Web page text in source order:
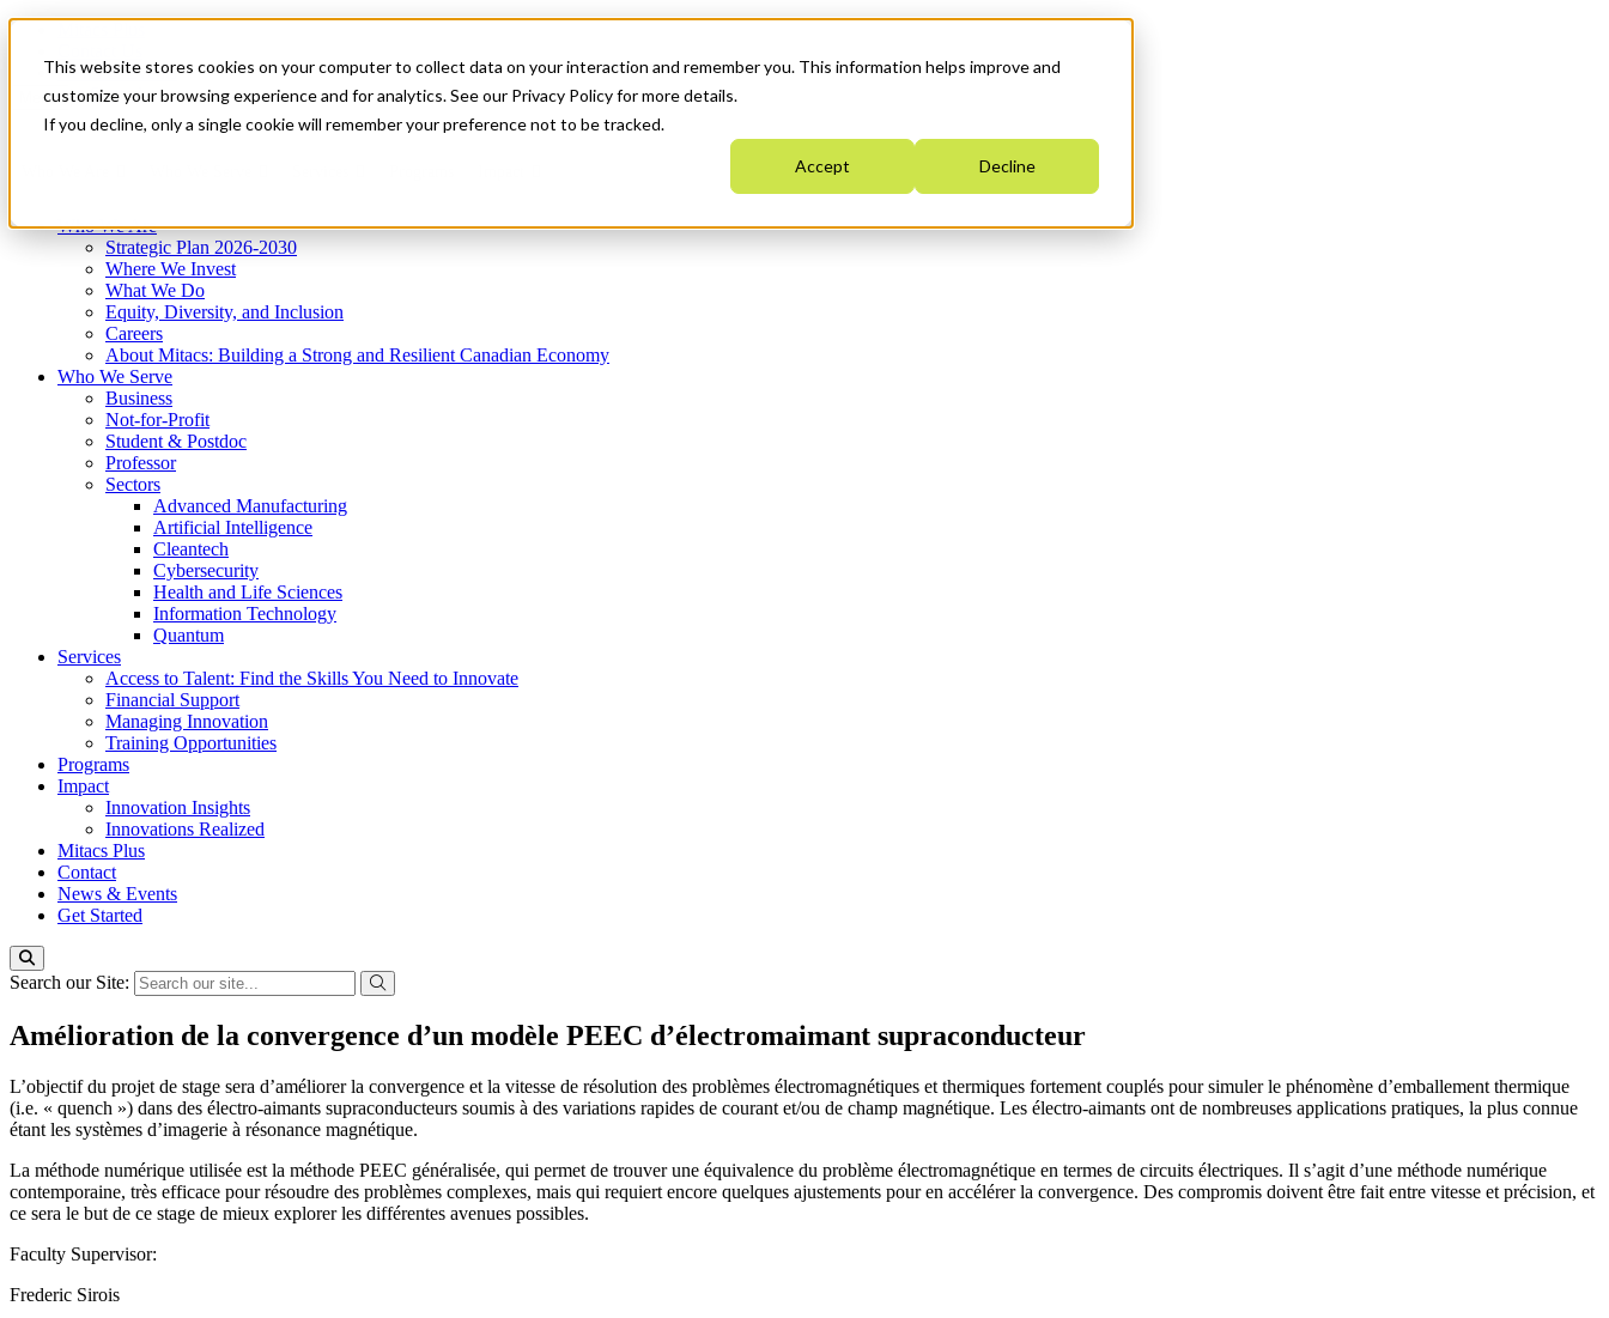
This website stores cookies on your computer to collect data on your interaction and remember you. This information helps improve and
customize your browsing experience and for analytics. See our Privacy Policy for more details.
If you decline, only a single cookie will remember your preference not to be tracked.
Accept Decline
News & Events
Get Started
Menu
Who We Are
Strategic Plan 2026-2030
Where We Invest
What We Do
Equity, Diversity, and Inclusion
Careers
About Mitacs: Building a Strong and Resilient Canadian Economy
Who We Serve
Business
Not-for-Profit
Student & Postdoc
Professor
Sectors
Advanced Manufacturing
Artificial Intelligence
Cleantech
Cybersecurity
Health and Life Sciences
Information Technology
Quantum
Services
Access to Talent: Find the Skills You Need to Innovate
Financial Support
Managing Innovation
Training Opportunities
Programs
Impact
Innovation Insights
Innovations Realized
Mitacs Plus
Contact
News & Events
Get Started
Search our Site:
Amélioration de la convergence d’un modèle PEEC d’électromaimant supraconducteur
L’objectif du projet de stage sera d’améliorer la convergence et la vitesse de résolution des problèmes électromagnétiques et thermiques fortement couplés pour simuler le phénomène d’emballement thermique
(i.e. « quench ») dans des électro-aimants supraconducteurs soumis à des variations rapides de courant et/ou de champ magnétique. Les électro-aimants ont de nombreuses applications pratiques, la plus connue
étant les systèmes d’imagerie à résonance magnétique.
La méthode numérique utilisée est la méthode PEEC généralisée, qui permet de trouver une équivalence du problème électromagnétique en termes de circuits électriques. Il s’agit d’une méthode numérique
contemporaine, très efficace pour résoudre des problèmes complexes, mais qui requiert encore quelques ajustements pour en accélérer la convergence. Des compromis doivent être fait entre vitesse et précision, et
ce sera le but de ce stage de mieux explorer les différentes avenues possibles.
Faculty Supervisor:
Frederic Sirois